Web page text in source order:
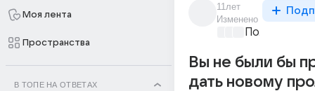
Моя лента
Пространства
В ТОПЕ НА ОТВЕТАХ
11лет
Изменено
Вы не были бы
дать новому